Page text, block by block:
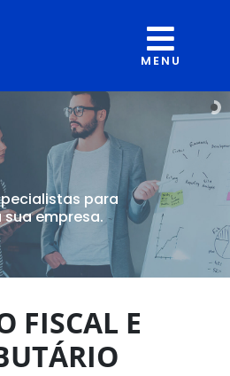
MENU
para
empresa.
FISCAL E